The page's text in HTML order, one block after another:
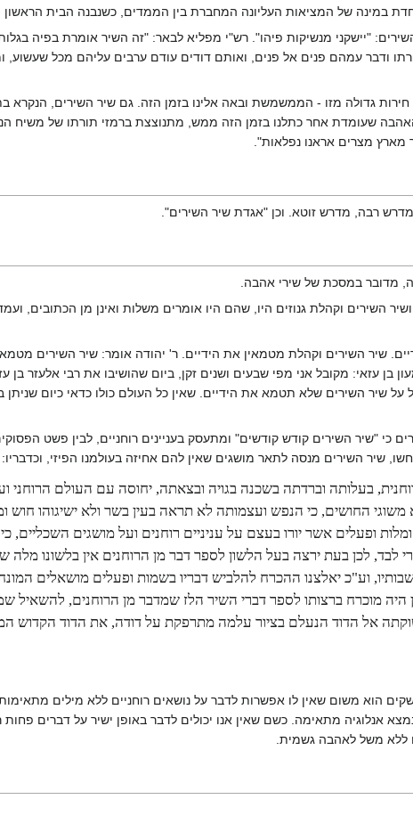
במינה של המציאות העליונה המחברת בין הממדים, כשנבנה הבית הראשון
"יישקני מנשיקות פיהו". רש"י מפליא לבאר: "זה השיר אומרת בפיה
ודבר עמהם פנים אל פנים, ואותם דודים עודם ערבים עליהם מכל שעשוע,
גדולה מזו - הממשמשת ובאה אלינו בזמן הזה. גם שיר השירים, הנקרא
שעומדת אחר כתלנו בזמן הזה ממש, מתנוצצת ברמזי תורתו של משיח
מארץ מצרים אראנו נפלאות".
רבה, מדרש זוטא. וכן "אגדת שיר השירים".
מדובר במסכת של שירי אהבה.
השירים וקהלת גנוזים היו, שהם היו אומרים משלות ואינן מן הכתובים,
שיר השירים וקהלת מטמאין את הידיים. ר' יהודה אומר: שיר השירים
עזאי: מקובל אני מפי שבעים ושנים זקן, ביום שהושיבו את רבי אלעזר בן
שיר השירים שלא תטמא את הידיים. שאין כל העולם כולו כדאי כיום שניתן
"שיר השירים קודש קודשים" ומתעסק בעניינים רוחניים, לבין פשט
שיר השירים מנסה לתאר מושגים שאין להם אחיזה בעולמנו הפיזי, וכדבריו:
בעלותה וברדתה בשכנה בגויה ובצאתה, יחוסה עם העולם הרוחני
החושים, כי הנפש ועצמותה לא תראה בעין בשר ולא ישיגוהו חוש
ופעלים אשר יורו בעצם על עניניים רוחנים ועל מושגים
לבד, לכן בעת ירצה בעל הלשון לספר דבר מן הרוחנים אין בלשונו מלה
וע"כ יאלצנו ההכרח להלביש דבריו בשמות ופעלים מושאלים
היה מוכרח ברצותו לספר דברי השיר הלז שמדבר מן הרוחנים, להשאיל
אל הדוד הנעלם בציור עלמה מתרפקת על דודה, את הדוד הקדוש
הוא משום שאין לו אפשרות לדבר על נושאים רוחניים ללא מילים מתאימות
אנלוגיה מתאימה. כשם שאין אנו יכולים לדבר באופן ישיר על דברים פחות
ללא משל לאהבה גשמית.